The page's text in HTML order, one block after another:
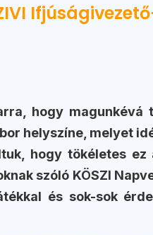
hogy magunkévá
helyszíne, melyet
hogy tökéletes ez
szóló KÖSZI
és sok-sok